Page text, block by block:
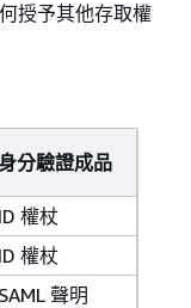
授予其他存取權
身分驗證成品
ID 權杖
ID 權杖
SAML 聲明